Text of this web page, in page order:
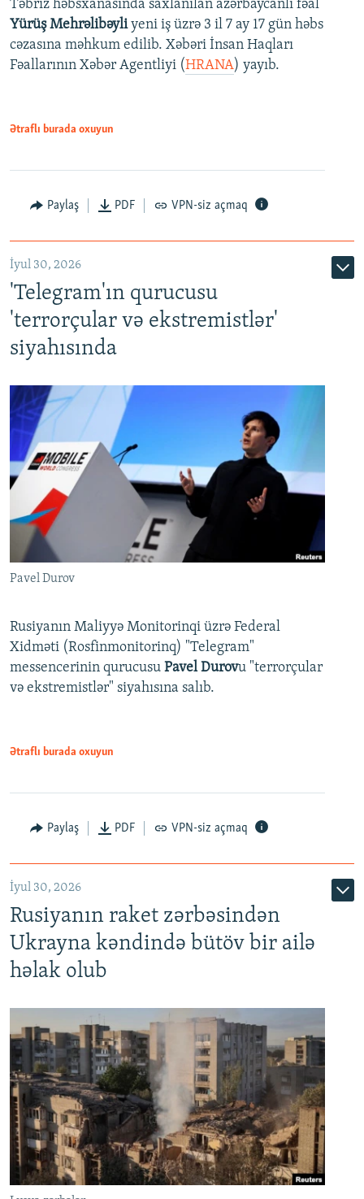
Təbriz həbsxanasında saxlanılan azərbaycanlı fəal
Yürüş Mehrəlibəyliyeni iş üzrə 3 il 7 ay 17 gün həbs
cəzasına məhkum edilib. Xəbəri İnsan Haqları
Fəallarının Xəbər Agentliyi (HRANA) yayıb.
Ətraflı burada oxuyun
Paylaş PDF VPN-siz açmaq
İyul 30, 2026
'Telegram'ın qurucusu
'terrorçular və ekstremistlər'
siyahısında
Pavel Durov
Rusiyanın Maliyyə Monitorinqi üzrə Federal
Xidməti (Rosfinmonitorinq) "Telegram"
messencerinin qurucusu Pavel Durovu "terrorçular
və ekstremistlər" siyahısına salıb.
Ətraflı burada oxuyun
Paylaş PDF VPN-siz açmaq
İyul 30, 2026
Rusiyanın raket zərbəsindən
Ukrayna kəndində bütöv bir ailə
həlak olub